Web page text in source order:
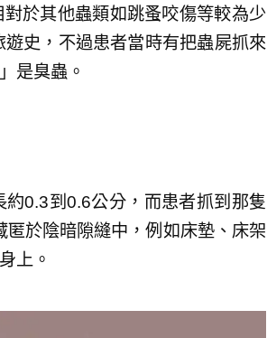
於其他蟲類如跳蚤咬傷等較為少
史，不過患者當時有把蟲屍抓來
是臭蟲。
0.3到0.6公分，而患者抓到那隻
於陰暗隙縫中，例如床墊、床架
上。